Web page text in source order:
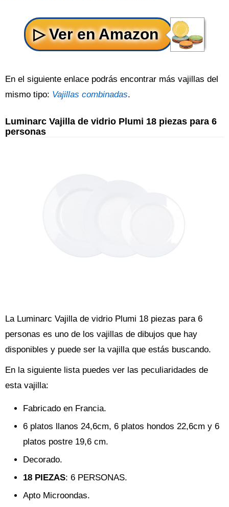
En el siguiente enlace podrás encontrar más vajillas del
mismo tipo: Vajillas combinadas.
Luminarc Vajilla de vidrio Plumi 18 piezas para 6
personas
La Luminarc Vajilla de vidrio Plumi 18 piezas para 6
personas es uno de los vajillas de dibujos que hay
disponibles y puede ser la vajilla que estás buscando.
En la siguiente lista puedes ver las peculiaridades de
esta vajilla:
Fabricado en Francia.
6 platos llanos 24,6cm, 6 platos hondos 22,6cm y 6
platos postre 19,6 cm.
Decorado.
18 PIEZAS: 6 PERSONAS.
Apto Microondas.